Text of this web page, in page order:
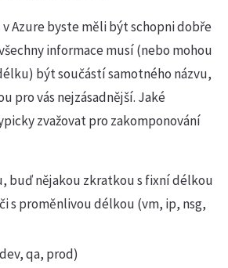
Azure byste měli být schopni dobře
informace musí (nebo mohou
být součástí samotného názvu,
pro vás nejzásadnější. Jaké
zvažovat pro zakomponování
buď nějakou zkratkou s fixní délkou
s proměnlivou délkou (vm, ip, nsg,
qa, prod)